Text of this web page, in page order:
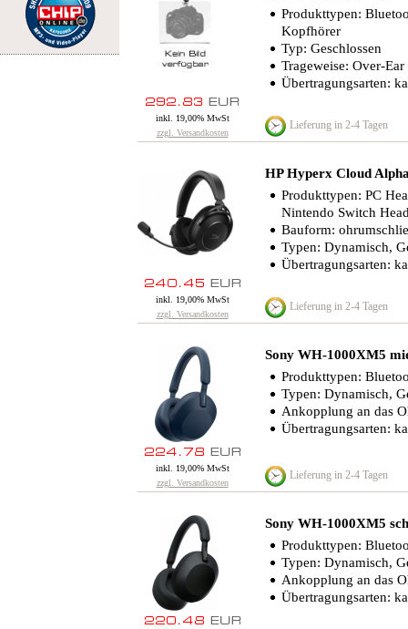
Produkttypen:
Kopfhörer
Typ: Geschlossen
Trageweise: Over-Ear
Übertragungsarten:
inkl. 19,00% MwSt
zzgl. Versandkosten
Lieferung in 2-4 Tagen
HP Hyperx Cloud
Produkttypen: PC
Nintendo Switch
Bauform:
Typen: Dynamisch,
Übertragungsarten:
inkl. 19,00% MwSt
zzgl. Versandkosten
Lieferung in 2-4 Tagen
Sony WH-1000XM5
Produkttypen:
Typen: Dynamisch,
Ankopplung an das
Übertragungsarten:
inkl. 19,00% MwSt
zzgl. Versandkosten
Lieferung in 2-4 Tagen
Sony WH-1000XM5
Produkttypen:
Typen: Dynamisch,
Ankopplung an das
Übertragungsarten: